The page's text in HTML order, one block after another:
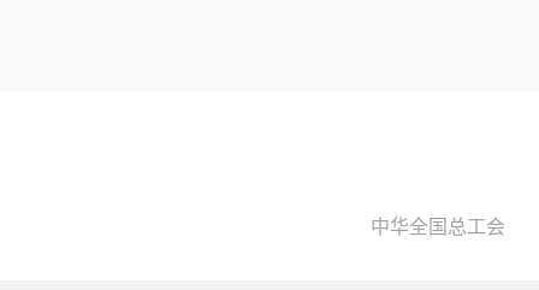
中华全国总工会